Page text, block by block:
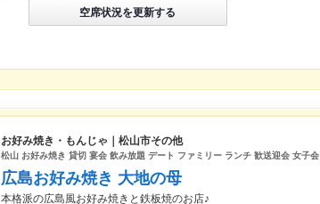
空席状況を更新する
お好み焼き・もんじゃ｜松山市その他
松山 お好み焼き 貸切 宴会 飲み放題 デート ファミリー ランチ 歓送迎会 女子会
広島お好み焼き 大地の母
本格派の広島風お好み焼きと鉄板焼のお店♪